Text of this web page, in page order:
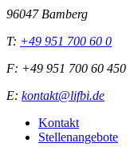
96047 Bamberg
T: +49 951 700 60 0
F: +49 951 700 60 450
E: kontakt@lifbi.de
Kontakt
Stellenangebote